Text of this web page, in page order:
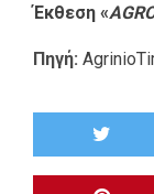
Έκθεση «
Πηγή: